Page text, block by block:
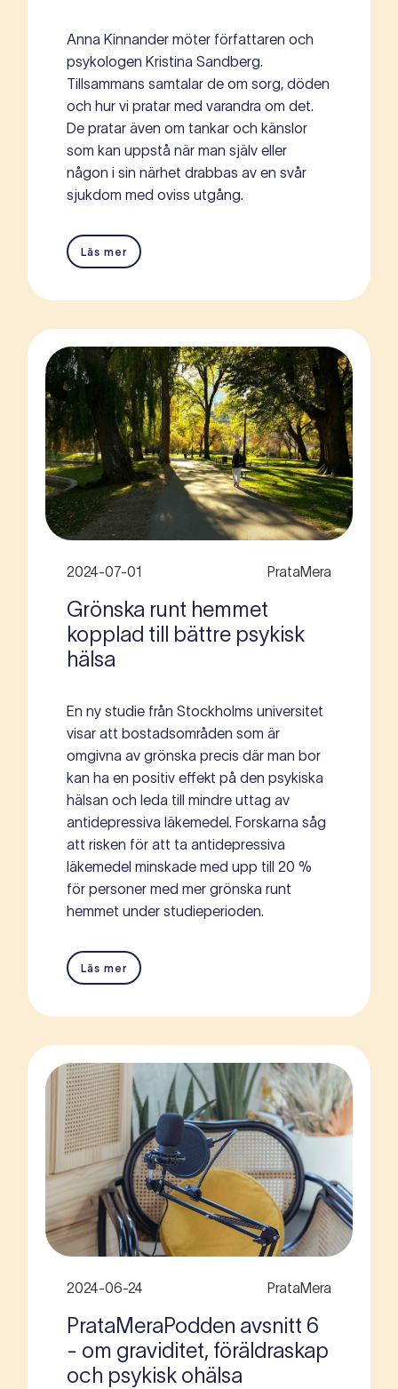
Anna Kinnander möter författaren och
psykologen Kristina Sandberg.
Tillsammans samtalar de om sorg, döden
och hur vi pratar med varandra om det.
De pratar även om tankar och känslor
som kan uppstå när man själv eller
någon i sin närhet drabbas av en svår
sjukdom med oviss utgång.
Läs mer
2024-07-01 PrataMera
Grönska runt hemmet
kopplad till bättre psykisk
hälsa
En ny studie från Stockholms universitet
visar att bostadsområden som är
omgivna av grönska precis där man bor
kan ha en positiv effekt på den psykiska
hälsan och leda till mindre uttag av
antidepressiva läkemedel. Forskarna såg
att risken för att ta antidepressiva
läkemedel minskade med upp till 20 %
för personer med mer grönska runt
hemmet under studieperioden.
Läs mer
2024-06-24 PrataMera
PrataMeraPodden avsnitt 6
- om graviditet, föräldraskap
och psykisk ohälsa